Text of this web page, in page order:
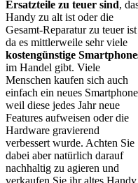
Ersatzteile zu teuer sind,
Handy zu alt ist oder die
Gesamt-Reparatur zu teuer ist
da es mittlerweile sehr viele
kostengünstige
im Handel gibt. Viele
Menschen kaufen sich auch
einfach ein neues Smartphone
weil diese jedes Jahr neue
Features aufweisen oder die
Hardware gravierend
verbessert wurde. Achten Sie
dabei aber natürlich darauf
nachhaltig zu agieren und
verkaufen Sie ihr altes Handy